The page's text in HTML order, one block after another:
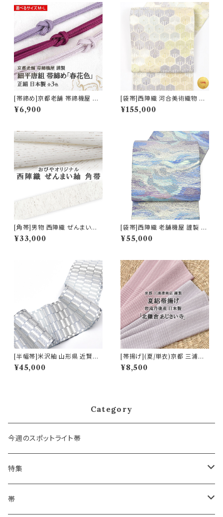
[帯締め]京都老舗 帯締機屋 謹
製 7mmスリム 細平唐組『春花
色』正絹 日本製 (商品番号:160
¥6,900
[袋帯]西陣織 河合美術織物 謹
製 雅び彩取亀甲文 正絹 日本製
(商品番号:22117) フォーマル・
¥155,000
[角帯]男物 西陣織 ぜんまい紬
正絹 日本製(商品番号:12070m
2)
¥33,000
[袋帯]西陣織 老舗機屋 謹製 金
華山織 正絹 日本製(商品番号:2
2460)
¥55,000
[半幅帯]米沢紬 山形県 近賢織
物 謹製 絹 和紙 日本製(商品番
号:22468)
¥45,000
[帯揚げ](夏/単衣)京都 三浦清
商店 謹製『北鎌倉 あじさい寺』
岩滝丹後ちりめん(商品番号:20
¥8,500
Category
今週のスポットライト帯
特集
浴衣にも！夏の帯揚げ
帯